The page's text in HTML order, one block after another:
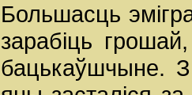
Большасць
зарабіць
бацькаўшчыне.